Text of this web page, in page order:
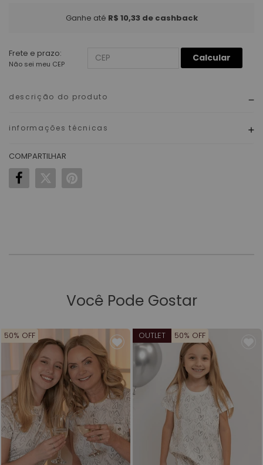
Ganhe até R$ 10,33de cashback
Frete e prazo:
Não sei meu CEP
Calcular
descrição do produto
informações técnicas
COMPARTILHAR
Você Pode Gostar
50% OFF OUTLET 50% OFF